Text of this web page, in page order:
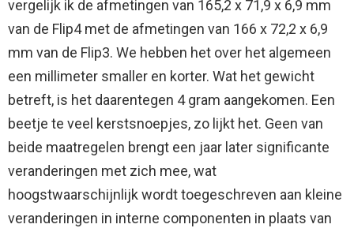
vergelijk ik de afmetingen van 165,2 x 71,9 x 6,9 mm
van de Flip4 met de afmetingen van 166 x 72,2 x 6,9
mm van de Flip3. We hebben het over het algemeen
een millimeter smaller en korter. Wat het gewicht
betreft, is het daarentegen 4 gram aangekomen. Een
beetje te veel kerstsnoepjes, zo lijkt het. Geen van
beide maatregelen brengt een jaar later significante
veranderingen met zich mee, wat
hoogstwaarschijnlijk wordt toegeschreven aan kleine
veranderingen in interne componenten in plaats van